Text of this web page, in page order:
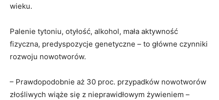
wieku.
Palenie tytoniu, otyłość, alkohol, mała aktywność
fizyczna, predyspozycje genetyczne – to główne czynniki
rozwoju nowotworów.
– Prawdopodobnie aż 30 proc. przypadków nowotworów
złośliwych wiąże się z nieprawidłowym żywieniem –